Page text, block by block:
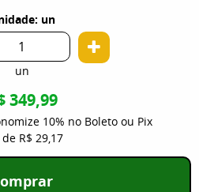
un
un
349,99
10% no Boleto ou Pix
de R$ 29,17